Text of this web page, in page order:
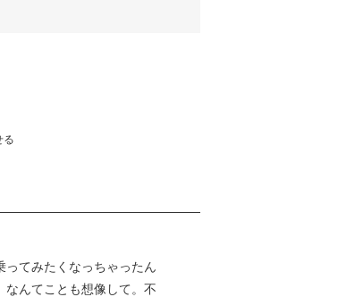
る
てみたくなっちゃったん
んてことも想像して。不